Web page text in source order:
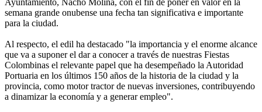
Ayuntamiento, Nacho Molina, con el fin de poner en valor en la
semana grande onubense una fecha tan significativa e importante
para la ciudad.
Al respecto, el edil ha destacado "la importancia y el enorme alcance
que va a suponer el dar a conocer a través de nuestras Fiestas
Colombinas el relevante papel que ha desempeñado la Autoridad
Portuaria en los últimos 150 años de la historia de la ciudad y la
provincia, como motor tractor de nuevas inversiones, contribuyendo
a dinamizar la economía y a generar empleo".